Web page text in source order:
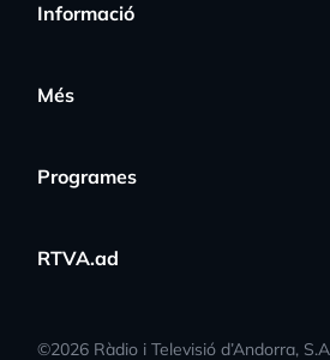
Informació
Més
Programes
RTVA.ad
©2026 Ràdio i Televisió d’Andorra,